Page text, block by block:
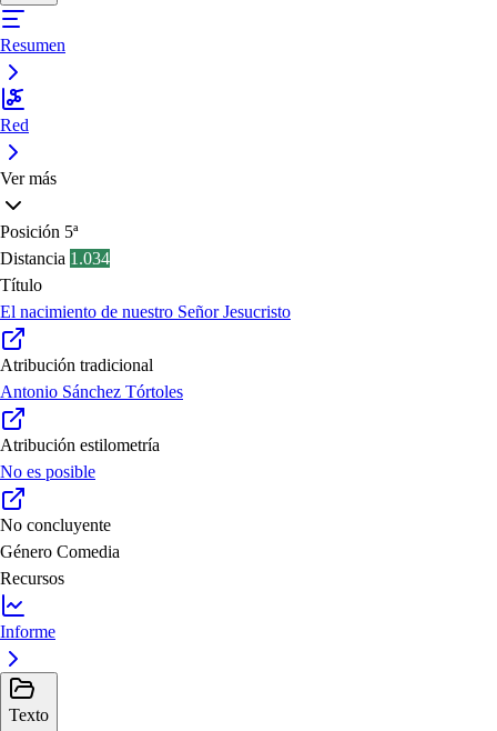
Resumen
Red
Ver más
Posición 5ª
Distancia 1.034
Título
El nacimiento de nuestro Señor Jesucristo
Atribución tradicional
Antonio Sánchez Tórtoles
Atribución estilometría
No es posible
No concluyente
Género Comedia
Recursos
Informe
Texto